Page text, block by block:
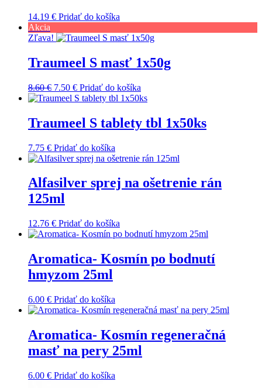
14.19 € Pridať do košíka
Akcia
Zľava!
Traumeel S masť 1x50g
8.60€ Pôvodná
cena
7.50 €Aktuálna
cena
7.50 €.
Pridať do košíka
Traumeel S tablety tbl 1x50ks
7.75 € Pridať do košíka
Alfasilver sprej na ošetrenie rán
125ml
12.76 € Pridať do košíka
Aromatica- Kosmín po bodnutí
hmyzom 25ml
6.00 € Pridať do košíka
Aromatica- Kosmín regeneračná
masť na pery 25ml
6.00 € Pridať do košíka